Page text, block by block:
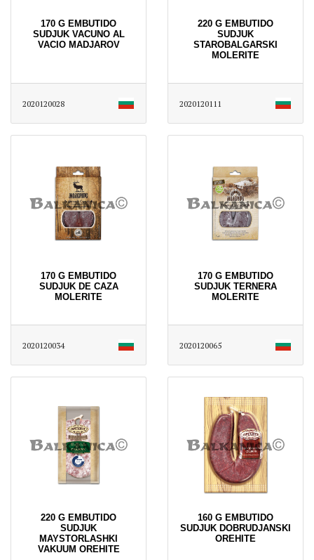
170 G EMBUTIDO
SUDJUK VACUNO AL
VACIO MADJAROV
2020120028
220 G EMBUTIDO
SUDJUK
STAROBALGARSKI
MOLERITE
2020120111
170 G EMBUTIDO
SUDJUK DE CAZA
MOLERITE
2020120034
170 G EMBUTIDO
SUDJUK TERNERA
MOLERITE
2020120065
220 G EMBUTIDO
SUDJUK
MAYSTORLASHKI
VAKUUM OREHITE
160 G EMBUTIDO
SUDJUK DOBRUDJANSKI
OREHITE